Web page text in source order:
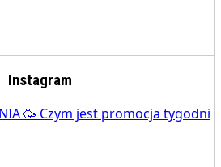
Instagram
🥳 Czym jest promocja tygodni